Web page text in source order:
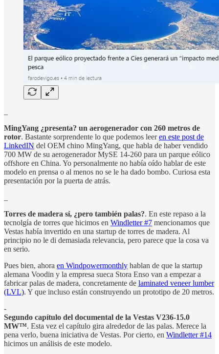
MingYang ¿presenta? un aerogenerador con 260 metros de
rotor. Bastante sorprendente lo que podemos leeren este post de
LinkedIN del OEM chino MingYang, que habla de haber vendido
700 MW de su aerogenerador MySE 14-260 para un parque eólico
offshore en China. Yo personalmente no había oído hablar de este
modelo en prensa o al menos no se le ha dado bombo. Curiosa esta
presentación por la puerta de atrás.
Torres de madera sí, ¿pero también palas?. En este repaso a la
tecnolgía de torres que hicimos en Windletter #7 mencionamos que
Vestas había invertido en una startup de torres de madera. Al
principio no le di demasiada relevancia, pero parece que la cosa va
en serio.
Pues bien, ahora en Windpowermonthly hablan de que la startup
alemana Voodin y la empresa sueca Stora Enso van a empezar a
fabricar palas de madera, concretamente de laminated veneer lumber
(LVL). Y que incluso están construyendo un prototipo de 20 metros.
-
Segundo capítulo del documental de la Vestas V236-15.0
MW™. Esta vez el capítulo gira alrededor de las palas. Merece la
pena verlo, buena iniciativa de Vestas. Por cierto, en Windletter #14
hicimos un análisis de este modelo.